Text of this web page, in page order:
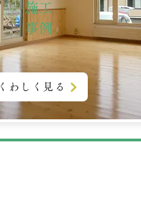
施工
​事例
くわしく見る